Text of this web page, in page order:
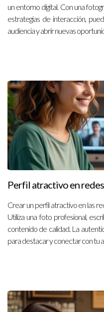
un entorno digital. Con una
estrategias de interacción,
audiencia y abrir nuevas
Perfil atractivo en
Crear un perfil atractivo en las
Utiliza una foto profesional,
contenido de calidad. La
para destacar y conectar con tu